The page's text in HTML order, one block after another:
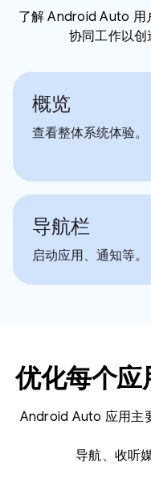
了解 Android Auto 用
协同工作以创
概览
查看整体系统体验。
导航栏
启动应用、通知等。
优化每个应
Android Auto 应用主
导航、收听